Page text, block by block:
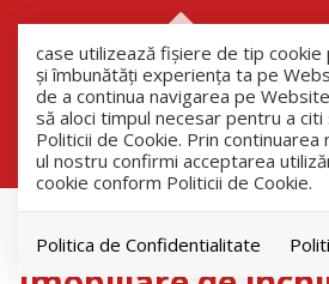
case utilizează fişiere de tip
și îmbunătăți experiența ta pe
de a continua navigarea pe
să aloci timpul necesar pentru a citi
Politicii de Cookie. Prin
ul nostru confirmi acceptarea
cookie conform Politicii de Cookie.
Politica de Confidentialitate
Filtreaza